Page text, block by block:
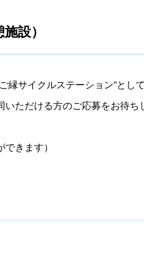
設）
サイクルステーション”とし
ただける方のご応募をお待ち
きます）